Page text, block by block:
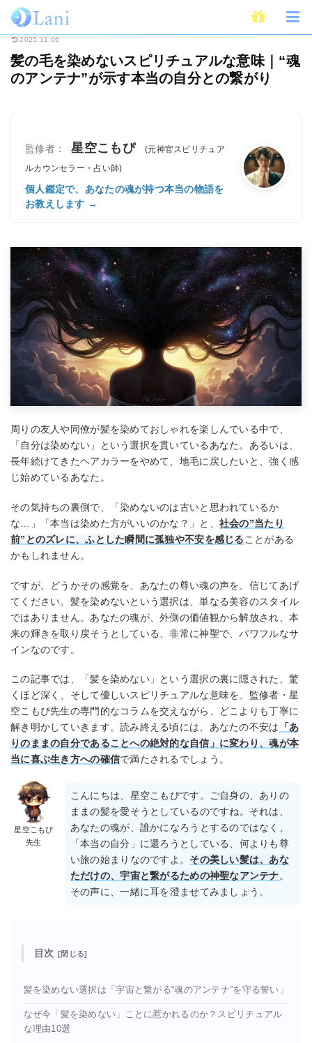
ホーム 未分類 髪の毛を染めないスピリチュアルな意味｜“魂のアンテナ”
2025.11.06
髪の毛を染めないスピリチュアルな意味｜“魂
のアンテナ”が示す本当の自分との繋がり
監修者： 星空こもぴ
(元神官スピリチュア
ルカウンセラー・占い師)
個人鑑定で、あなたの魂が持つ本当の物語を
お教えします →
周りの友人や同僚が髪を染めておしゃれを楽しんでいる中で、
「自分は染めない」という選択を貫いているあなた。あるいは、
長年続けてきたヘアカラーをやめて、地毛に戻したいと、強く感
じ始めているあなた。
その気持ちの裏側で、「染めないのは古いと思われているか
な…」「本当は染めた方がいいのかな？」と、 社会の”当たり
前”とのズレに、ふとした瞬間に孤独や不安を感じる ことがある
かもしれません。
ですが、どうかその感覚を、あなたの尊い魂の声を、信じてあげ
てください。髪を染めないという選択は、単なる美容のスタイル
ではありません。あなたの魂が、外側の価値観から解放され、本
来の輝きを取り戻そうとしている、非常に神聖で、パワフルなサ
インなのです。
この記事では、「髪を染めない」という選択の裏に隠された、驚
くほど深く、そして優しいスピリチュアルな意味を、監修者・星
空こもぴ先生の専門的なコラムを交えながら、どこよりも丁寧に
解き明かしていきます。読み終える頃には、あなたの不安は 「あ
りのままの自分であることへの絶対的な自信」に変わり、魂が本
当に喜ぶ生き方への確信で満たされるでしょう。
星空こもぴ
先生
こんにちは、星空こもぴです。ご自身の、ありの
ままの髪を愛そうとしているのですね。それは、
あなたの魂が、誰かになろうとするのではなく、
「本当の自分」に還ろうとしている、何よりも尊
い旅の始まりなのですよ。 その美しい髪は、あな
ただけの、宇宙と繋がるための神聖なアンテナ。
その声に、一緒に耳を澄ませてみましょう。
目次
髪を染めない選択は「宇宙と繋がる“魂のアンテナ”を守る誓い」
なぜ今「髪を染めない」ことに惹かれるのか？スピリチュアル
な理由10選